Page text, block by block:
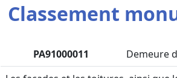
Classement
PA91000011
Demeure